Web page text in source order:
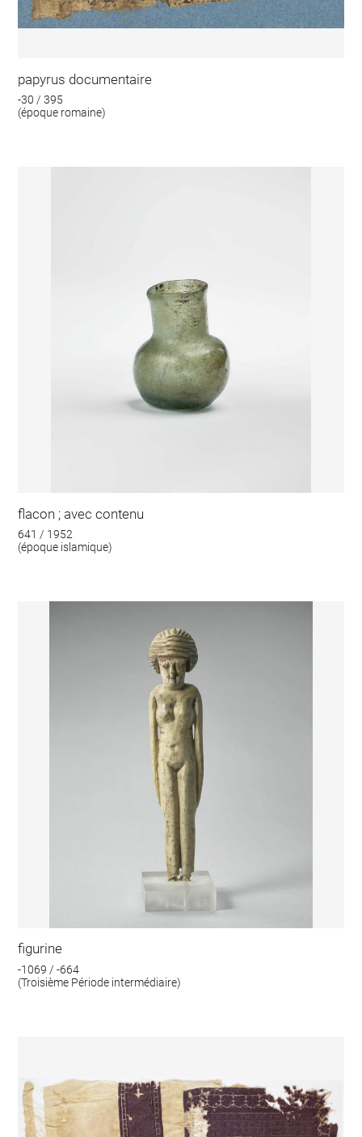
papyrus documentaire
-30 / 395
(époque romaine)
flacon ; avec contenu
641 / 1952
(époque islamique)
figurine
-1069 / -664
(Troisième Période intermédiaire)